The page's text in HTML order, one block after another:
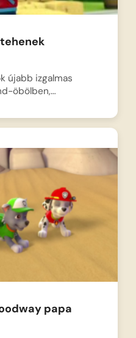
újabb izgalmas
öbölben,…
papa